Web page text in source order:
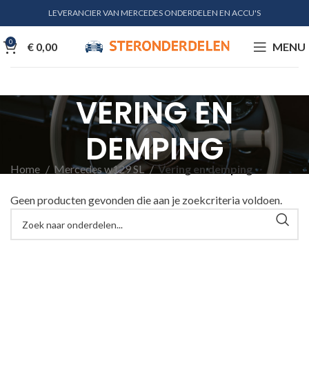
LEVERANCIER VAN MERCEDES ONDERDELEN EN ACCU'S
0 € 0,00 MENU
VERING EN
DEMPING
Home Mercedes w129 SL Vering en demping
Geen producten gevonden die aan je zoekcriteria voldoen.